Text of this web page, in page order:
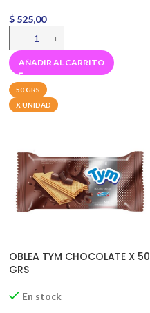
$ 525,00
AÑADIR AL CARRITO
50 GRS
X UNIDAD
OBLEA TYM CHOCOLATE X 50
GRS
En stock